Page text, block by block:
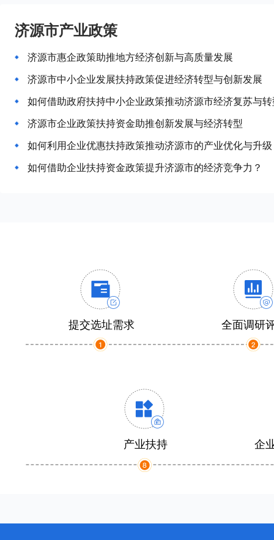
济源市产业政策
济源市惠企政策助推地方经济创新与高质量发展
济源市中小企业发展扶持政策促进经济转型与创新发展
如何借助政府扶持中小企业政策推动济源市经济复苏与
济源市企业政策扶持资金助推创新发展与经济转型
如何利用企业优惠扶持政策推动济源市的产业优化与升
如何借助企业扶持资金政策提升济源市的经济竞争力？
提交选址需求 全面调研
产业扶持 企